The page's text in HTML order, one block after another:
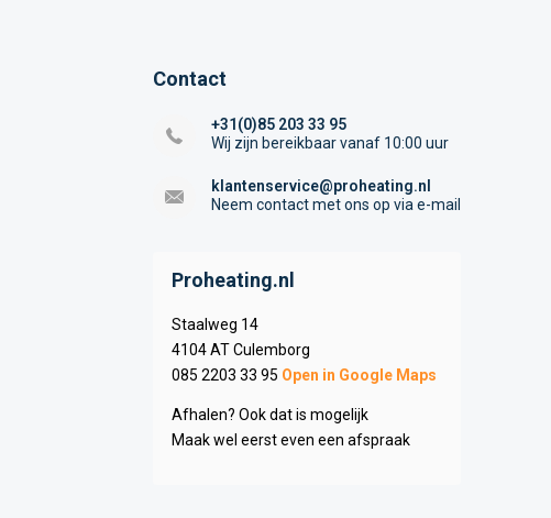
Contact
+31(0)85 203 33 95
Wij zijn bereikbaar vanaf 10:00 uur
klantenservice@proheating.nl
Neem contact met ons op via e-mail
Proheating.nl
Staalweg 14
4104 AT Culemborg
085 2203 33 95 Open in Google Maps
Afhalen? Ook dat is mogelijk
Maak wel eerst even een afspraak